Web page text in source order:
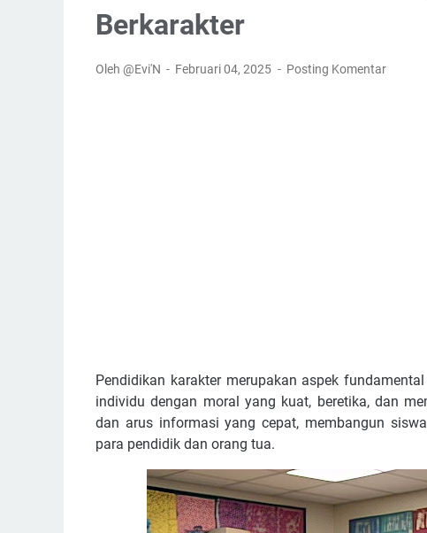
Berkarakter
Oleh @Evi'N Februari 04, 2025 Posting Komentar
Pendidikan karakter merupakan aspek
individu dengan moral yang kuat, beretika, dan
dan arus informasi yang cepat, membangun
para pendidik dan orang tua.